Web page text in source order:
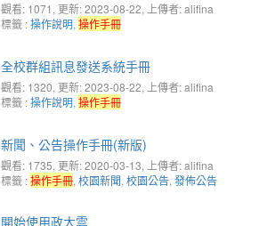
觀看: 1071 , 更新: 2023-08-22, 上傳者: alifina
標籤 :操作說明, 操作手冊
全校群組訊息發送系統手冊
觀看: 1320, 更新: 2023-08-22, 上傳者: alifina
標籤 :操作說明, 操作手冊
新聞、公告操作手冊(新版)
觀看: 1735, 更新: 2020-03-13, 上傳者: alifina
標籤 :操作手冊, 校園新聞, 校園公告, 發佈公告
開始使用政大雲